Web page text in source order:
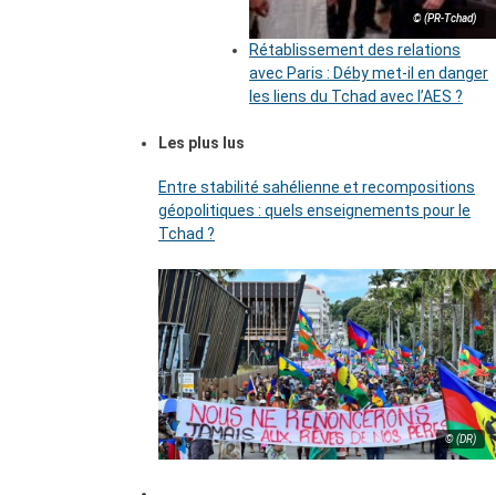
© (PR-Tchad)
Rétablissement des relations
avec Paris : Déby met-il en danger
les liens du Tchad avec l’AES ?
Les plus lus
Entre stabilité sahélienne et recompositions
géopolitiques : quels enseignements pour le
Tchad ?
© (DR)